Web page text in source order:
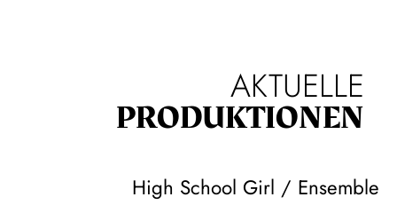
AKTUELLE
PRODUKTIONEN
High School Girl / Ensemble